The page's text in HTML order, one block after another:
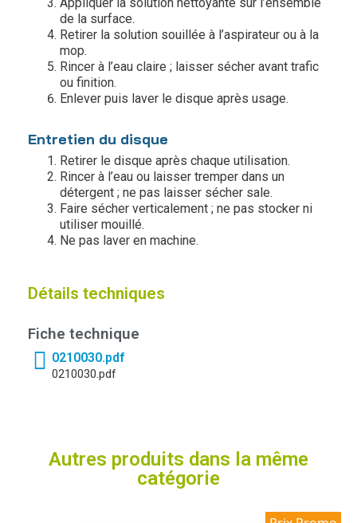
Appliquer la solution nettoyante sur l’ensemble
de la surface.
Retirer la solution souillée à l’aspirateur ou à la
mop.
Rincer à l’eau claire ; laisser sécher avant trafic
ou finition.
Enlever puis laver le disque après usage.
Entretien du disque
Retirer le disque après chaque utilisation.
Rincer à l’eau ou laisser tremper dans un
détergent ; ne pas laisser sécher sale.
Faire sécher verticalement ; ne pas stocker ni
utiliser mouillé.
Ne pas laver en machine.
Détails techniques
Fiche technique
0210030.pdf
0210030.pdf
Autres produits dans la même
catégorie